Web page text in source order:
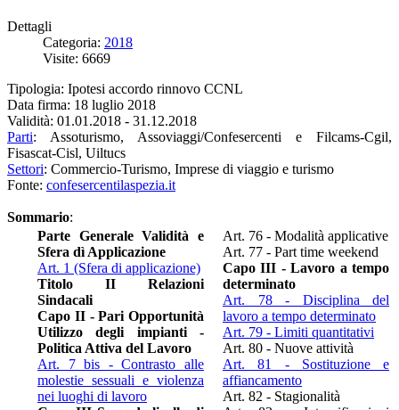
Dettagli
Categoria: 2018
Visite: 6669
Tipologia: Ipotesi accordo rinnovo CCNL
Data firma: 18 luglio 2018
Validità: 01.01.2018 - 31.12.2018
Parti: Assoturismo, Assoviaggi/Confesercenti e Filcams-Cgil,
Fisascat-Cisl, Uiltucs
Settori: Commercio-Turismo, Imprese di viaggio e turismo
Fonte: confesercentilaspezia.it
Sommario:
Parte Generale Validità e
Sfera dì Applicazione
Art. 1 (Sfera di applicazione)
Titolo II Relazioni
Sindacali
Capo II - Pari Opportunità
Utilizzo degli impianti -
Politica Attiva del Lavoro
Art. 7 bis - Contrasto alle
molestie sessuali e violenza
nei luoghi di lavoro
Art. 76 - Modalità applicative
Art. 77 - Part time weekend
Capo III - Lavoro a tempo
determinato
Art. 78 - Disciplina del
lavoro a tempo determinato
Art. 79 - Limiti quantitativi
Art. 80 - Nuove attività
Art. 81 - Sostituzione e
affiancamento
Art. 82 - Stagionalità